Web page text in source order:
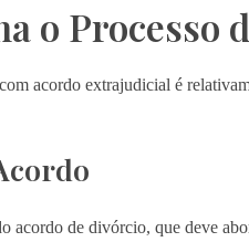
o
acordo extrajudicial é
acordo de divórcio, que deve